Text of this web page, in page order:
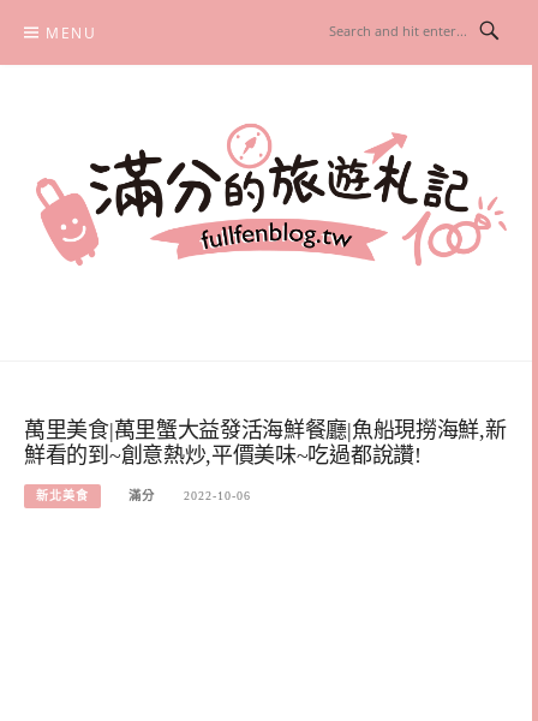
content
MENU
萬里美食|萬里蟹大益發活海鮮餐廳|魚船現撈海鮮,新
鮮看的到~創意熱炒,平價美味~吃過都說讚!
新北美食 滿分 2022-10-06